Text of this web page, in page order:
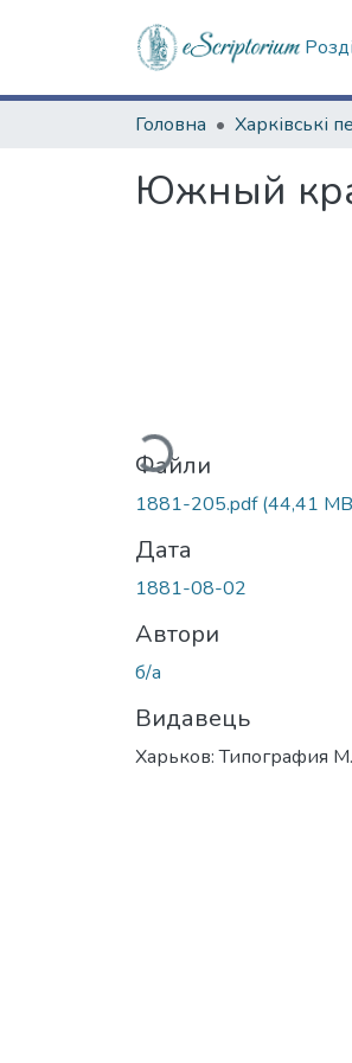
Головна
Южный
Вантажиться...
Файли
1881-205.pdf(44,41
Дата
1881-08-02
Автори
б/а
Видавець
Харьков: Типография